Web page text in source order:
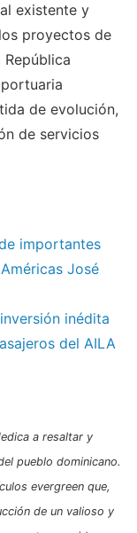
existente y
proyectos de
de evolución,
de servicios
importantes
José
inédita
del AILA
a resaltar y
pueblo dominicano.
evergreen que,
de un valioso y